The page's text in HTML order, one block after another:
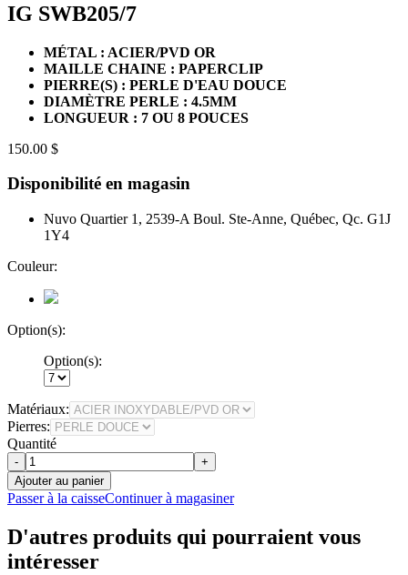
IG SWB205/7
MÉTAL : ACIER/PVD OR
MAILLE CHAINE : PAPERCLIP
PIERRE(S) : PERLE D'EAU DOUCE
DIAMÈTRE PERLE : 4.5MM
LONGUEUR : 7 OU 8 POUCES
150.00 $
Disponibilité en magasin
Nuvo Quartier 1, 2539-A Boul. Ste-Anne, Québec, Qc. G1J
1Y4
Couleur:
Option(s):
Option(s):
Matériaux:
Pierres:
Quantité
-
+
Ajouter au panier
Passer à la caisseContinuer à magasiner
D'autres produits qui pourraient vous
intéresser